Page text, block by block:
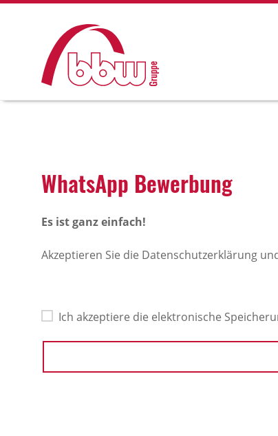
What­sApp Bewer­bung
Es ist ganz einfach!
Akzeptieren Sie die Datenschutzerklärung
Ich akzeptiere die elektronische